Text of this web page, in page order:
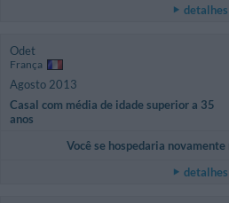
detalhes
Odet
França
Agosto 2013
Casal com média de idade superior a 35
anos
Você se hospedaria novamente
detalhes